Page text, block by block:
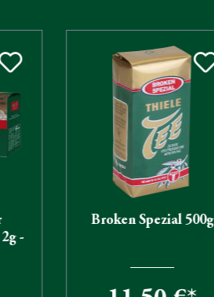
-
Broken Spezial 500g